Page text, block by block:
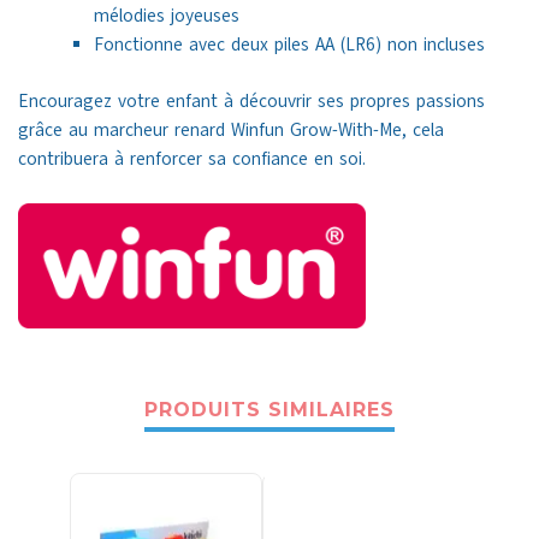
mélodies joyeuses
Fonctionne avec deux piles AA (LR6) non incluses
Encouragez votre enfant à découvrir ses propres passions
grâce au marcheur renard Winfun Grow-With-Me, cela
contribuera à renforcer sa confiance en soi.
PRODUITS SIMILAIRES